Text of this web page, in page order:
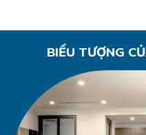
BIỂU TƯỢNG